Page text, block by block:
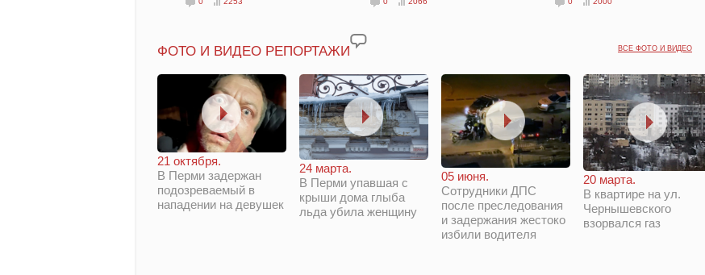
ВСЕ ФОТО И ВИДЕО
ФОТО И ВИДЕО РЕПОРТАЖИ
21 октября.
В Перми задержан
подозреваемый в
нападении на девушек
24 марта.
В Перми упавшая с
крыши дома глыба
льда убила женщину
05 июня.
Сотрудники ДПС
после преследования
и задержания жестоко
избили водителя
20 марта.
В квартире на ул.
Чернышевского
взорвался газ